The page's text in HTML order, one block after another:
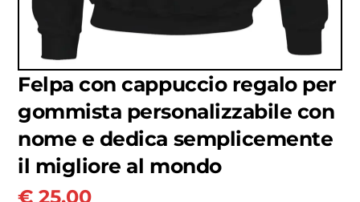
Felpa con cappuccio regalo per
gommista personalizzabile con
nome e dedica semplicemente
il migliore al mondo
€ 25.00